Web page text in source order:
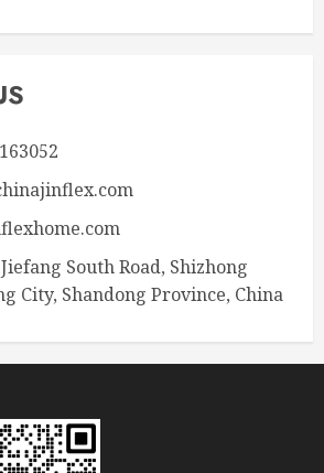
South Road, Shizhong
City, Shandong Province, China